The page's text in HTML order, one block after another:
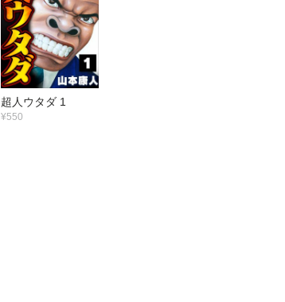
超人ウタダ 1
¥550